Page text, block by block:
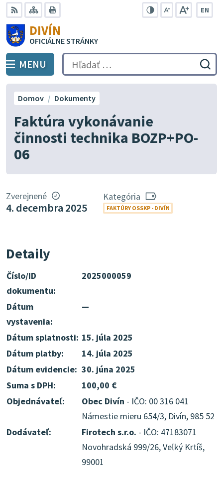
Preskočiť
na
obsah
RSS Mapa
EN
DIVÍN
OFICIÁLNE STRÁNKY
PREPNÚŤ
MENU Hľadať:
Faktúra vykonávanie
činnosti technika BOZP+PO-
06
Domov Dokumenty
Zverejnené
4. decembra 2025
Kategória
FAKTÚRY OSSKP - DIVÍN
Detaily
Číslo/ID
dokumentu:
2025000059
Dátum
vystavenia:
—
Dátum splatnosti: 15. júla 2025
Dátum platby:
14. júla 2025
Dátum evidencie: 30. júna 2025
Suma s DPH:
100,00 €
Objednávateľ:
Obec Divín - IČO: 00 316 041
Námestie mieru 654/3, Divín, 985 52
Dodávateľ:
Firotech s.r.o. - IČO: 47183071
Novohradská 999/26, Veľký Krtíš,
99001